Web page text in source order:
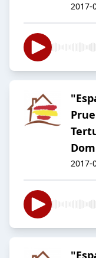
2017-
2017-